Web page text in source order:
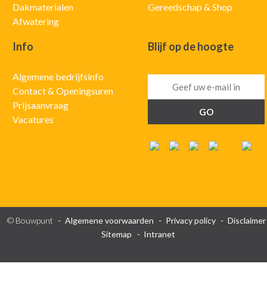
Dakmaterialen
Afwatering
Gereedschap & Shop
Info
Algemene bedrijfsinfo
Contact & Openingsuren
Prijsaanvraag
Vacatures
Blijf op de hoogte
© Bouwpunt Algemene voorwaarden Privacy policy
Disclaimer
Sitemap
Intranet